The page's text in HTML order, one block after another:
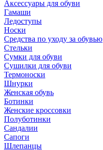
Аксессуары для обуви
Гамаши
Ледоступы
Носки
Средства по уходу за обувью
Стельки
Сумки для обуви
Сушилки для обуви
Термоноски
Шнурки
Женская обувь
Ботинки
Женские кроссовки
Полуботинки
Сандалии
Сапоги
Шлепанцы